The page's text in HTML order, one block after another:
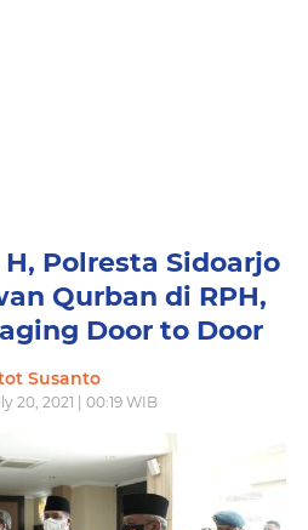
Polresta Sidoarjo
Qurban di RPH,
Door to Door
Susanto
20, 2021 | 00:19 WIB